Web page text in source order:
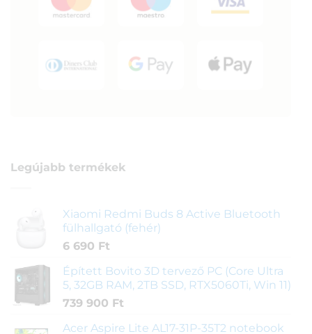
Legújabb termékek
Xiaomi Redmi Buds 8 Active Bluetooth
fülhallgató (fehér)
6 690 Ft
Épített Bovito 3D tervező PC (Core Ultra
5, 32GB RAM, 2TB SSD, RTX5060Ti, Win 11)
739 900 Ft
Acer Aspire Lite AL17-31P-35T2 notebook